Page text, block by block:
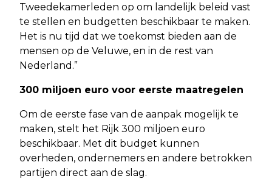
Tweedekamerleden op om landelijk beleid vast
te stellen en budgetten beschikbaar te maken.
Het is nu tijd dat we toekomst bieden aan de
mensen op de Veluwe, en in de rest van
Nederland.”
300 miljoen euro voor eerste maatregelen
Om de eerste fase van de aanpak mogelijk te
maken, stelt het Rijk 300 miljoen euro
beschikbaar. Met dit budget kunnen
overheden, ondernemers en andere betrokken
partijen direct aan de slag.